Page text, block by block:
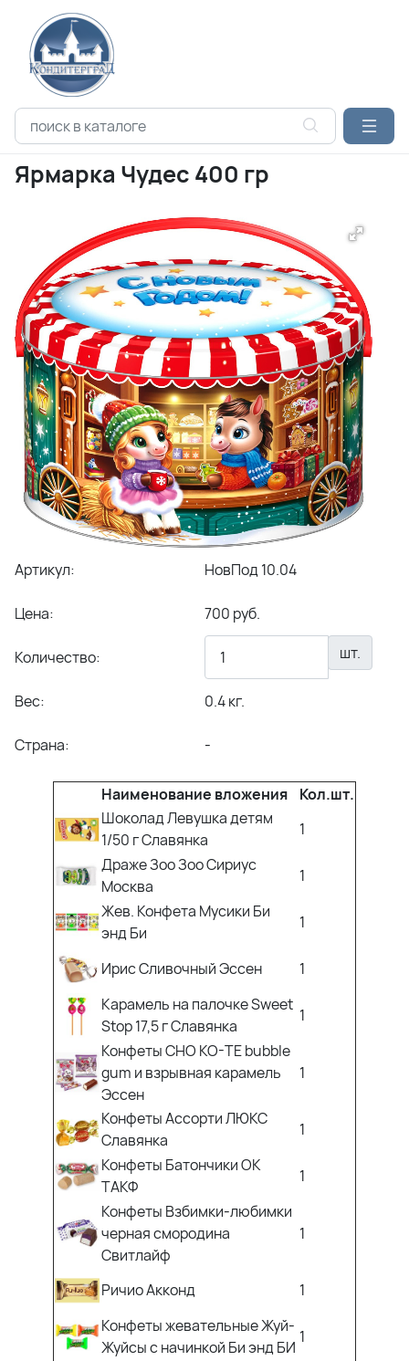
Каталог продукции
Ярмарка Чудес 400 гр
Артикул: НовПод 10.04
Цена: 700 руб.
Количество: шт.
Вес: 0.4 кг.
Страна: -
Наименование вложения
Кол.шт.
Шоколад Левушка детям
1/50 г Славянка
1
Драже Зоо Зоо Сириус
Москва
1
Жев. Конфета Мусики Би
энд Би
1
Ирис Сливочный Эссен
1
Карамель на палочке Sweet
Stop 17,5 г Славянка
1
Конфеты CHO KO-TE bubble
gum и взрывная карамель
Эссен
1
Конфеты Ассорти ЛЮКС
Славянка
1
Конфеты Батончики ОК
ТАКФ
1
Конфеты Взбимки-любимки
черная смородина
Свитлайф
1
Ричио Акконд
1
Конфеты жевательные Жуй-
Жуйсы с начинкой Би энд БИ
1